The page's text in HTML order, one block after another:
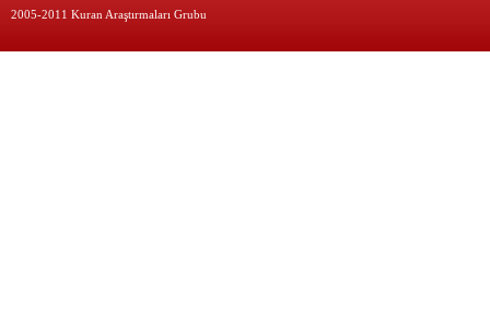
2005-2011 Kuran Araştırmaları Grubu